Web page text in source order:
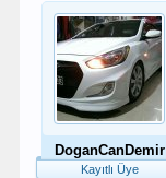
DoganCanDemir
Kayıtlı Üye